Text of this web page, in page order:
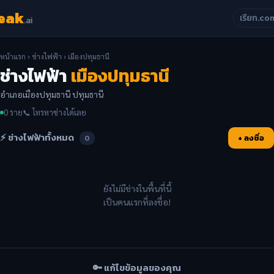
.ai เรียก
หน้าแรก › ช่างไฟฟ้า › เมืองปทุมธานี
ช่างไฟฟ้าเมืองปทุมธานี
อำเภอเมืองปทุมธานี ปทุมธานี
0 ราย📞 โทรหาช่างได้เลย
⚡ ช่างไฟฟ้าทั้งหมด 0 + ลงชื่อ
ยังไม่มีช่างในพื้นที่นี้
เป็นคนแรกที่ลงชื่อ!
🔑 แก้ไขข้อมูลของคุณ